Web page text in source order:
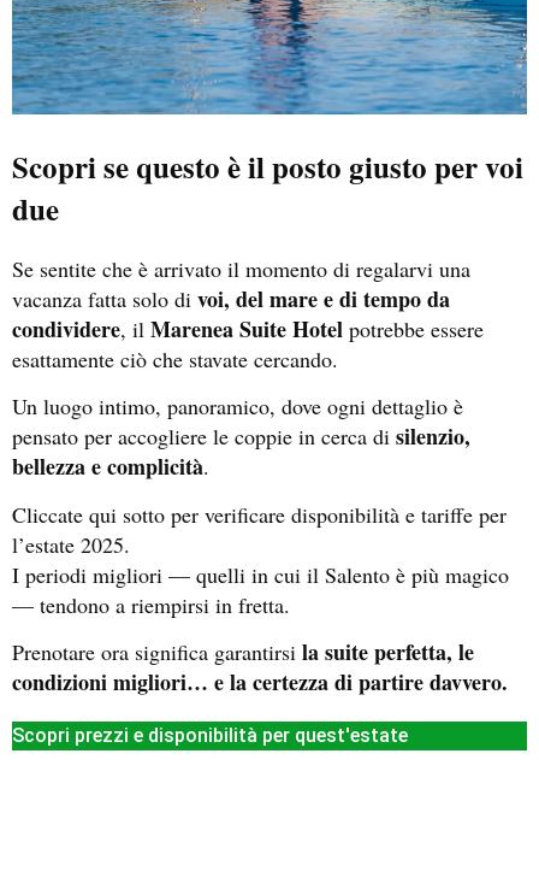
Scopri se questo è il posto giusto per voi
due
Se sentite che è arrivato il momento di regalarvi una
vacanza fatta solo di voi, del mare e di tempo da
condividere, il Marenea Suite Hotel potrebbe essere
esattamente ciò che stavate cercando.
Un luogo intimo, panoramico, dove ogni dettaglio è
pensato per accogliere le coppie in cerca di silenzio,
bellezza e complicità.
Cliccate qui sotto per verificare disponibilità e tariffe per
l’estate 2025.
I periodi migliori — quelli in cui il Salento è più magico
— tendono a riempirsi in fretta.
Prenotare ora significa garantirsi la suite perfetta, le
condizioni migliori… e la certezza di partire davvero.
Scopri prezzi e disponibilità per quest'estate